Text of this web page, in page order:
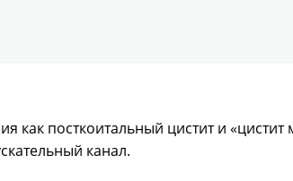
как посткоитальный цистит и
канал.